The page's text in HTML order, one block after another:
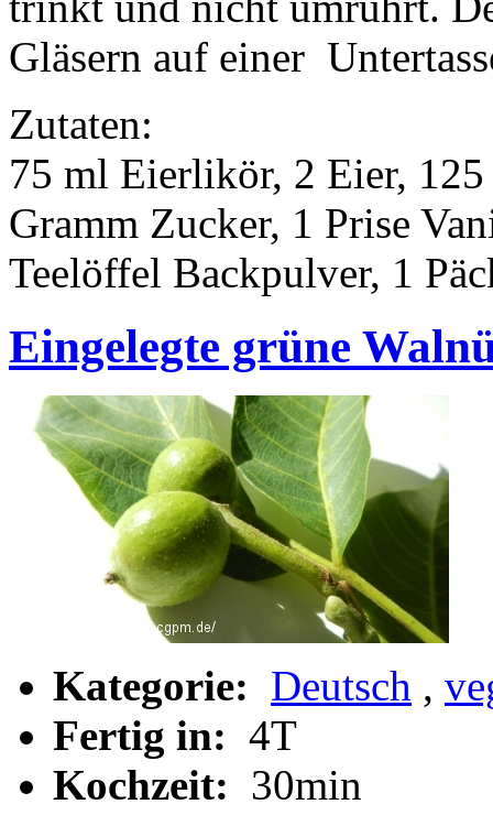
Gläsern auf einer
Zutaten:
75 ml Eierlikör, 2 Eier,
Gramm Zucker, 1 Prise
Teelöffel Backpulver, 1
Eingelegte grüne
Kategorie: Deutsch ,
Fertig in: 4T
Kochzeit: 30min